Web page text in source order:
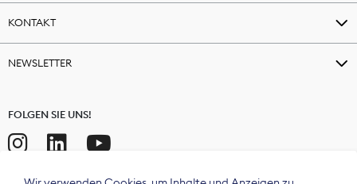
KONTAKT
NEWSLETTER
FOLGEN SIE UNS!